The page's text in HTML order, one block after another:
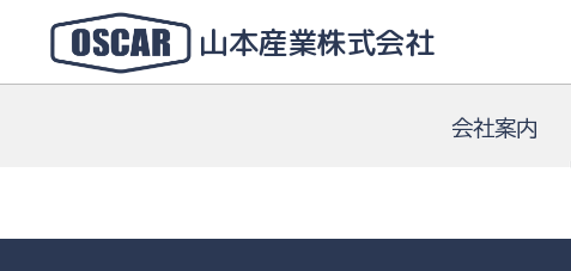
山本産業株式会社
会社案内